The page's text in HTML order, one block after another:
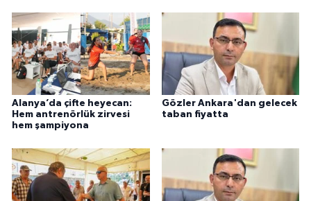
Alanya’da çifte heyecan:
Hem antrenörlük zirvesi
hem şampiyona
Gözler Ankara'dan gelecek
taban fiyatta